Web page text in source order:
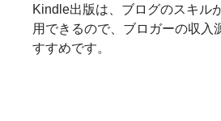
Kindle出版は、ブログのスキル
用できるので、ブロガーの収入
すすめです。